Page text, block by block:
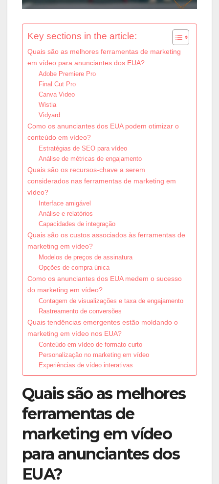
Key sections in the article:
Quais são as melhores ferramentas de marketing
em vídeo para anunciantes dos EUA?
Adobe Premiere Pro
Final Cut Pro
Canva Video
Wistia
Vidyard
Como os anunciantes dos EUA podem otimizar o
conteúdo em vídeo?
Estratégias de SEO para vídeo
Análise de métricas de engajamento
Quais são os recursos-chave a serem
considerados nas ferramentas de marketing em
vídeo?
Interface amigável
Análise e relatórios
Capacidades de integração
Quais são os custos associados às ferramentas de
marketing em vídeo?
Modelos de preços de assinatura
Opções de compra única
Como os anunciantes dos EUA medem o sucesso
do marketing em vídeo?
Contagem de visualizações e taxa de engajamento
Rastreamento de conversões
Quais tendências emergentes estão moldando o
marketing em vídeo nos EUA?
Conteúdo em vídeo de formato curto
Personalização no marketing em vídeo
Experiências de vídeo interativas
Quais são as melhores
ferramentas de
marketing em vídeo
para anunciantes dos
EUA?